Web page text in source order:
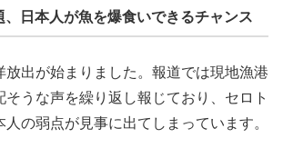
、日本人が魚を爆食いできるチャンス
放出が始まりました。報道では現地漁港
そうな声を繰り返し報じており、セロト
の弱点が見事に出てしまっています。